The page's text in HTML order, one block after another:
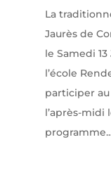
La
Jaurès de
le Samedi
l’école
participer
l’après-midi